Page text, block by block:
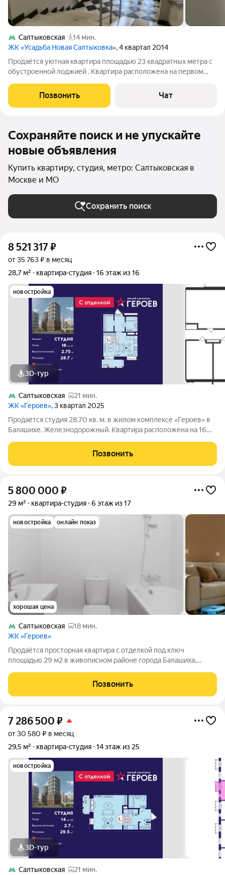
Салтыковская
14 мин.
ЖК «Усадьба Новая Салтыковка», 4 квартал 2014
Продаётся уютная квартира площадью 23 квадратных метра с
обустроенной лоджией . Квартира расположена на первом
году. Обустраивал для себя , жил не полных два года .Вся
техника и мебель
Позвонить Чат
Сохраняйте поиск и не упускайте
новые объявления
Купить квартиру, студия, метро: Салтыковская в
Москве и МО
Сохранить поиск
8 521 317₽
от 35 763 ₽ в месяц
28,7 м²
квартира-студия 16 этаж из 16
новостройка
3D-тур
Салтыковская
21 мин.
ЖК «Героев», 3 квартал 2025
Продаётся студия 28.70 кв. м. в жилом комплексе «Героев» в
Балашихе, Железнодорожный. Квартира расположена на 16
минут до центра Москвы. При покупке квартиры в сданном
доме ключи выдаются
Позвонить
5 800 000 ₽
29 м² квартира-студия 6 этаж из 17
новостройка онлайн показ
хорошая цена
Салтыковская
18 мин.
ЖК «Героев»
Продаётся просторная квартира с отделкой под ключ
площадью 29 м2 в живописном районе города Балашиха,
этаже кирпично-монолитного дома, что обеспечивает
дополнительную звукоизоляцию и комфортное
Позвонить
7 286 500 ₽
от 30 580 ₽ в месяц
29,5 м²
квартира-студия 14 этаж из 25
новостройка
3D-тур
Салтыковская
21 мин.